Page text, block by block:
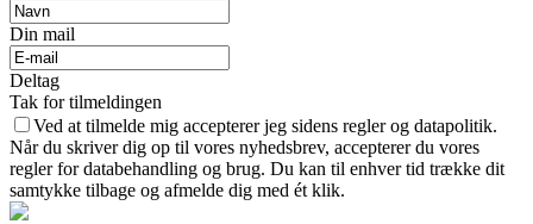
Din mail
Deltag
Tak for tilmeldingen
Ved at tilmelde mig accepterer jeg sidens regler og datapolitik.
Når du skriver dig op til vores nyhedsbrev, accepterer du vores
regler for databehandling og brug. Du kan til enhver tid trække dit
samtykke tilbage og afmelde dig med ét klik.